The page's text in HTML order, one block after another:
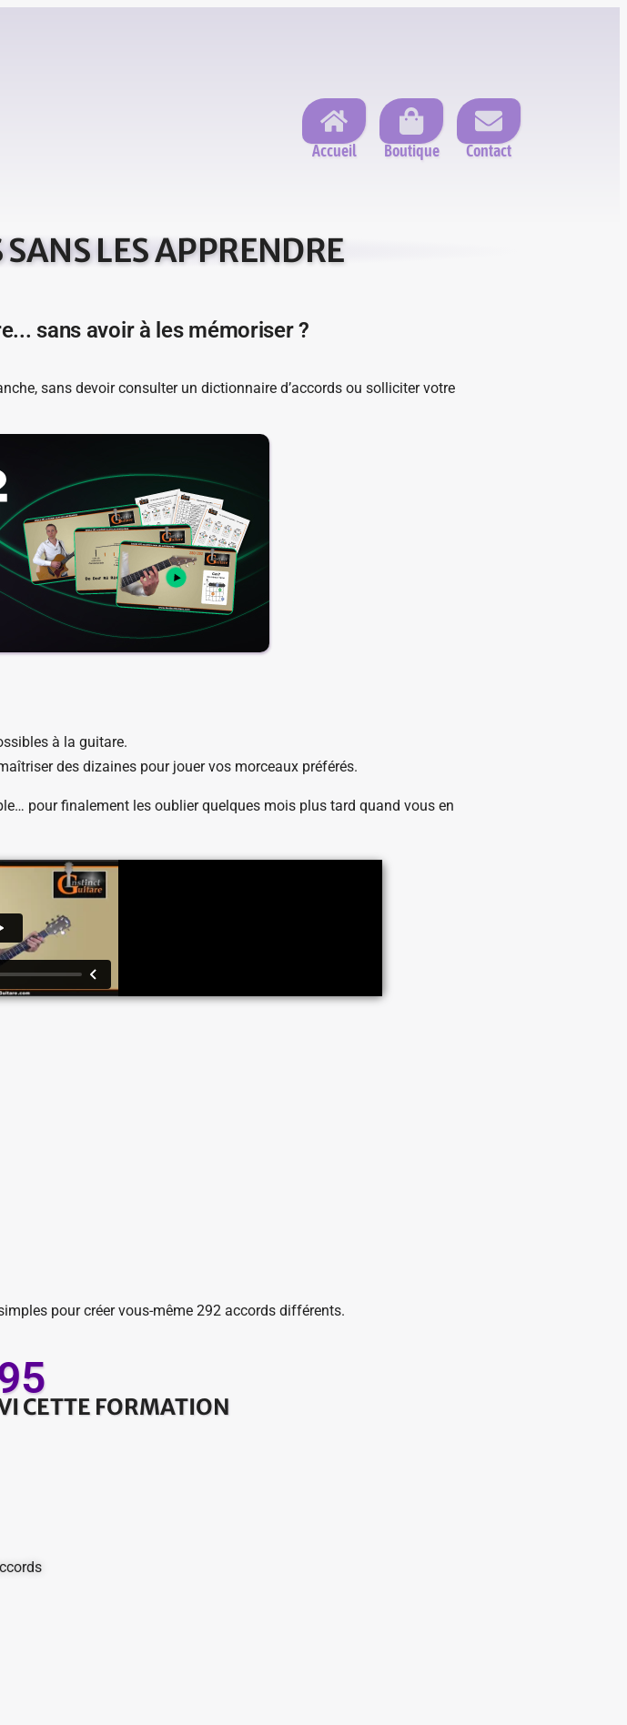
Accueil Boutique Contact
LES APPRENDRE
sans avoir à les mémoriser ?
sans devoir consulter un dictionnaire d’accords ou solliciter votre
à la guitare.
des dizaines pour jouer vos morceaux préférés.
pour finalement les oublier quelques mois plus tard quand vous en
pour créer vous-même 292 accords différents.
CETTE FORMATION